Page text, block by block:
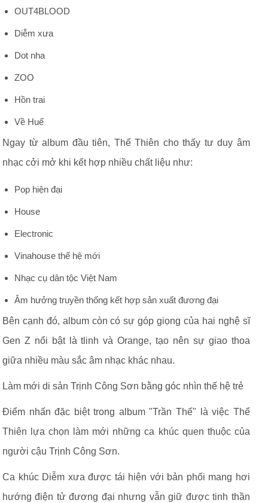
OUT4BLOOD
Diễm xưa
Dot nha
ZOO
Hồn trai
Về Huế
Ngay từ album đầu tiên, Thể Thiên cho thấy tư duy âm
nhạc cởi mở khi kết hợp nhiều chất liệu như:
Pop hiện đại
House
Electronic
Vinahouse thế hệ mới
Nhạc cụ dân tộc Việt Nam
Âm hưởng truyền thống kết hợp sản xuất đương đại
Bên cạnh đó, album còn có sự góp giọng của hai nghệ sĩ
Gen Z nổi bật là tlinh và Orange, tạo nên sự giao thoa
giữa nhiều màu sắc âm nhạc khác nhau.
Làm mới di sản Trịnh Công Sơn bằng góc nhìn thế hệ trẻ
Điểm nhấn đặc biệt trong album "Trần Thế" là việc Thể
Thiên lựa chọn làm mới những ca khúc quen thuộc của
người cậu Trịnh Công Sơn.
Ca khúc Diễm xưa được tái hiện với bản phối mang hơi
hướng điện tử đương đại nhưng vẫn giữ được tinh thần